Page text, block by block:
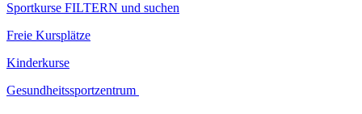
Sportkurse FILTERN und suchen
Freie Kursplätze
Kinderkurse
Gesundheitssportzentrum